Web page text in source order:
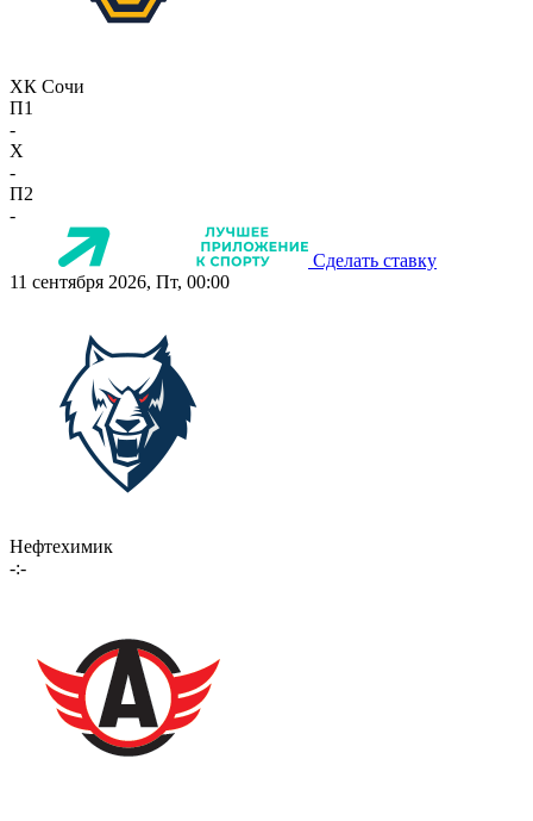
ХК Сочи
П1
-
X
-
П2
-
Сделать ставку
11 сентября 2026, Пт, 00:00
Нефтехимик
-:-